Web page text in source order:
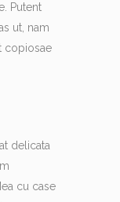
Putent
ut, nam
copiosae
delicata
cu case